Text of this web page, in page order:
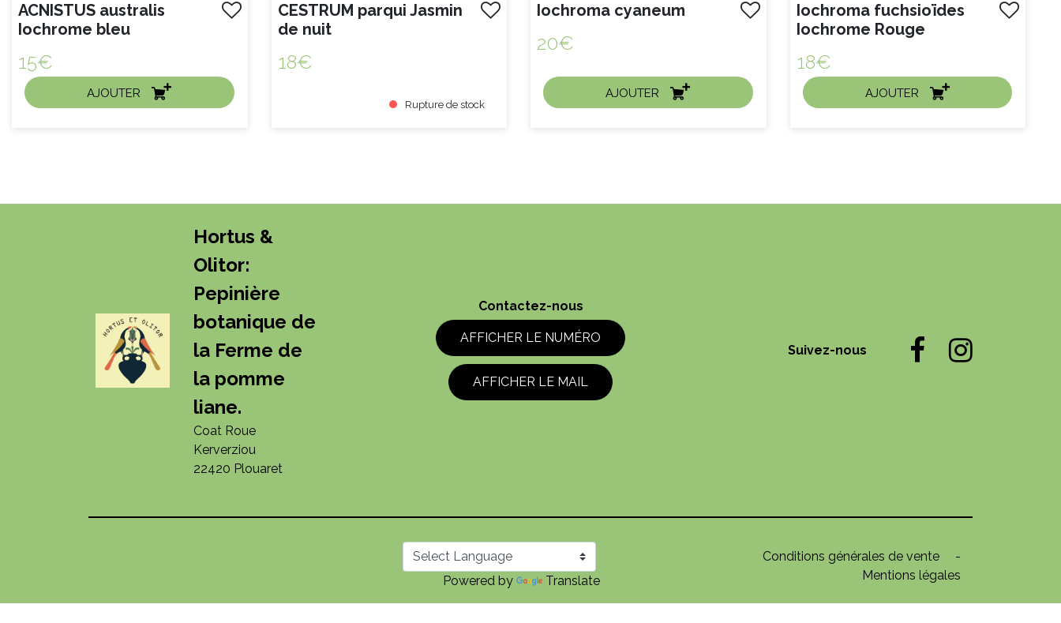
ACNISTUS australis
Iochrome bleu
15€
AJOUTER
CESTRUM parqui Jasmin
de nuit
18€
Rupture de stock
Iochroma cyaneum
20€
AJOUTER
Iochrome Rouge
18€
AJOUTER
Hortus &
Olitor:
Pepinière
botanique de
la Ferme de
la pomme
liane.
Coat Roue
Kerverziou
22420 Plouaret
Contactez-nous
AFFICHER LE NUMÉRO
AFFICHER LE MAIL
Suivez-nous
Powered by Translate
Conditions générales de vente
-
Mentions légales